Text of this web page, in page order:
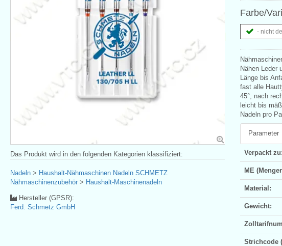
Farbe/
- nicht
Nähen Leder
Länge bis
fast alle
45°, nach
leicht bis
Nadeln pro
Parameter
Verpackt zu:
ME
Material:
Gewicht:
Strichcode
Das Produkt wird in den folgenden Kategorien klassifiziert:
Nadeln > Haushalt-Nähmaschinen Nadeln SCHMETZ
Nähmaschinenzubehör > Haushalt-Maschinenadeln
Hersteller (GPSR):
Ferd. Schmetz GmbH